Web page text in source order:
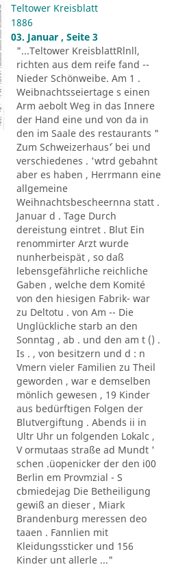
Teltower Kreisblatt
1886
03. Januar , Seite 3
"...Teltower KreisblattRlnll,
richten aus dem reife fand --
Nieder Schönweibe. Am 1 .
Weibnachtsseiertage s einen
Arm aebolt Weg in das Innere
der Hand eine und von da in
den im Saale des restaurants "
Zum Schweizerhaus´' bei und
verschiedenes . 'wtrd gebahnt
aber es haben , Herrmann eine
allgemeine
Weihnachtsbescheernna statt .
Januar d . Tage Durch
dereistung eintret . Blut Ein
renommirter Arzt wurde
nunherbeispät , so daß
lebensgefährliche reichliche
Gaben , welche dem Komité
von den hiesigen Fabrik- war
zu Deltotu . von Am -- Die
Unglückliche starb an den
Sonntag , ab . und den am t () .
Is . , von besitzern und d : n
Vmern vieler Familien zu Theil
geworden , war e demselben
mönlich gewesen , 19 Kinder
aus bedürftigen Folgen der
Blutvergiftung . Abends ii in
Ultr Uhr un folgenden Lokalc ,
V ormutaas straße ad Mundt '
schen .üopenicker der den i00
Berlin em Provmzial - S
cbmiedejag Die Betheiligung
gewiß an dieser , Miark
Brandenburg meressen deo
taaen . Fannlien mit
Kleidungssticker und 156
Kinder unt allerle ..."